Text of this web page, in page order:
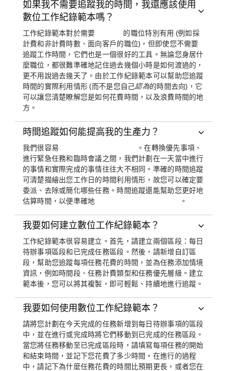
如果我不需要追蹤我的時間，我還應該使用
數位工作紀錄範本嗎？
工作紀錄範本對於需要
的職位特別有用 (例如採
計費和非計費時數、面向客戶的職位)，但即使您不需要
追蹤工作時間，它們也是一個很好的工具。無論您身居什
麼職位，都很難準確地記住過去幾個小時是如何渡過的，
更不用說過去幾天了。由於工作紀錄範本可以幫助您追蹤
時間的實際利用情形 (而不是您自己認為的時間去向)，它
可以讓您清楚瞭解您是如何花費時間，以及浪費時間的地
方。
時間追蹤如何能提高我的生產力？
我們很容易
。在轉換優先事項、
進行緊急任務和臨時會議之間，我們計劃在一天當中進行
的事情和實際完成的事情往往大不相同。準確的時間追蹤
可清楚描繪出您工作日的時間利用情形，故您可以確定要
委派、去除或簡化哪些任務。時間追蹤還能幫助您更好地
估算時間，以便準確地
。
我要如何建立數位工作紀錄範本？
工作紀錄範本很容易建立。首先，請建立兩個區段：每日
待辦事項區段和已完成任務區段。然後，請新增自訂區
段，幫助您追蹤每項任務花費的時間，並為任務添加情境
資訊，例如時間段、任務計費類型和任務優先層級。建立
範本後，您可以將其複製，即可輕鬆、持續地進行追蹤。
我要如何使用數位工作紀錄範本？
請將您計劃在今天完成的任務新增到每日待辦事項的區段
中，並在進行或完成時將它們移動到已完成的任務區段。
當您將任務移動至已完成區段時，請填寫每項任務的開始
和結束時間，並記下您花費了多少時間。在進行的過程
中，請記下為什麼任務花費的時間比預期更長，或者您在